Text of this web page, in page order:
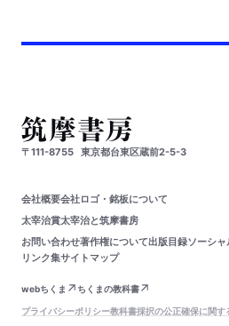
〒111-8755 東京都台東区蔵前2-5-3
会社概要会社ロゴ・銘板について
太宰治賞太宰治と筑摩書房
お問い合わせ著作権について出版目録ソーシ
リンク集サイトマップ
webちくま
ちくまの教科書
プライバシーポリシー教科書採択の公正確保に関す